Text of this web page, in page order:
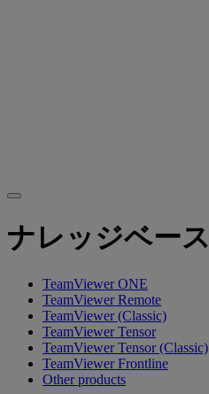
ナレッジベース
TeamViewer ONE
TeamViewer Remote
TeamViewer (Classic)
TeamViewer Tensor
TeamViewer Tensor (Classic)
TeamViewer Frontline
Other products